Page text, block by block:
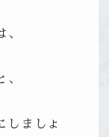
、
しましょ